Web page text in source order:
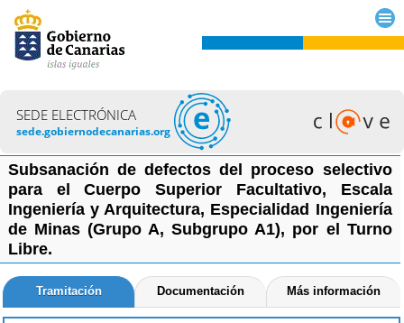
SEDE ELECTRÓNICA
sede.gobiernodecanarias.org
Subsanación de defectos del proceso selectivo
para el Cuerpo Superior Facultativo, Escala
Ingeniería y Arquitectura, Especialidad Ingeniería
de Minas (Grupo A, Subgrupo A1), por el Turno
Libre.
Tramitación Documentación Más información